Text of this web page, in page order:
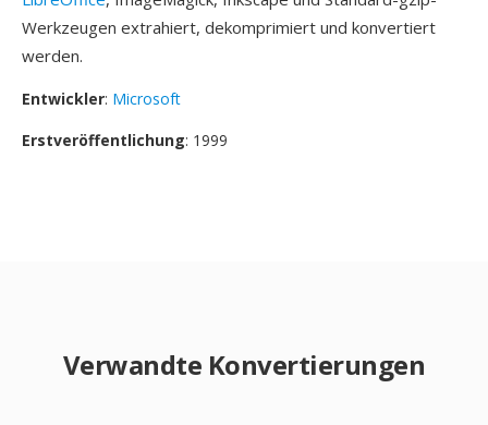
Werkzeugen extrahiert, dekomprimiert und konvertiert
werden.
Entwickler: Microsoft
Erstveröffentlichung: 1999
Verwandte Konvertierungen